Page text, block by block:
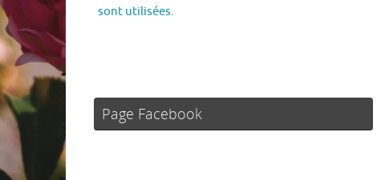
sont utilisées.
Page Facebook